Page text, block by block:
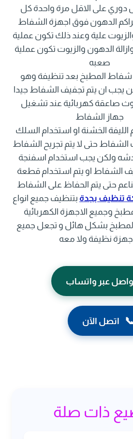
دوري على الاقل مرة واحدة كل
الدهون فوق اجهزة الشفاط
علية وعند ذلك تكون عملية
الدهون والزيوت تكون عملية
صعبه
شفاط المطبخ بعد تنظيفة وهو
يجب ان يتم تجفيف الشفاط جيدا
صاعقة كهربائية عند تشغيل
جهاز الشفاط
الليفة الخشنة او استخدام السلك
حتى لا يتم تجريح الشفاط
ولكن يجب استخدام اسفنجة
الشفاط او يتم استخدام قطعة
حتى يتم الحفاظ على الشفاط
تنظيف بجدة بتنظيف جميع انواع
وجميع الاجهزة الكهربائية
بشكل هائل و تجعل جميع
نظيفة ولا معه
عبر واتساب
اتصل الآن
ذات صلة